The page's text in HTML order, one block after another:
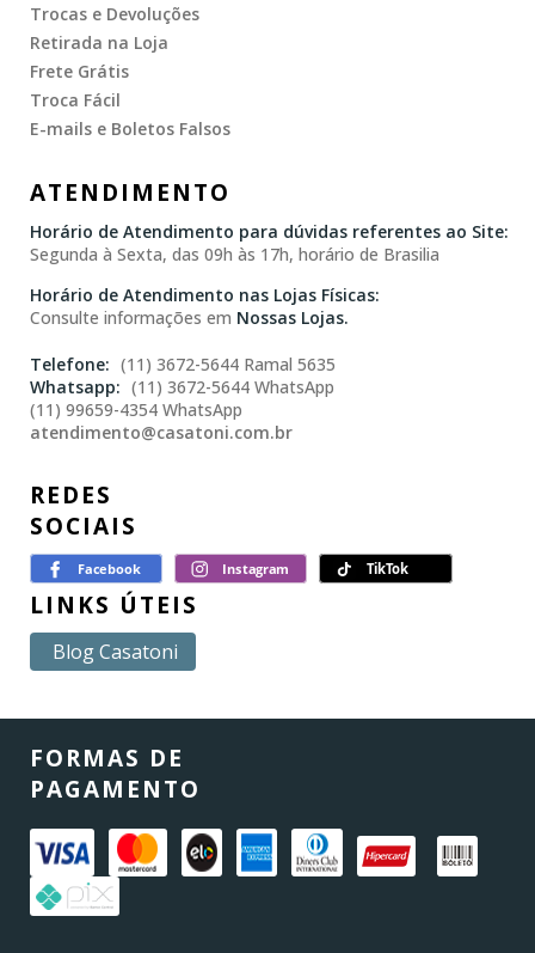
Trocas e Devoluções
Retirada na Loja
Frete Grátis
Troca Fácil
E-mails e Boletos Falsos
ATENDIMENTO
Horário de Atendimento para dúvidas referentes ao Site:
Segunda à Sexta, das 09h às 17h, horário de Brasilia
Horário de Atendimento nas Lojas Físicas:
Consulte informações em Nossas Lojas.
(11) 3672-5644 Ramal 5635
(11) 3672-5644 WhatsApp
(11) 99659-4354 WhatsApp
atendimento@casatoni.com.br
REDES
SOCIAIS
LINKS ÚTEIS
Blog Casatoni
FORMAS DE
PAGAMENTO